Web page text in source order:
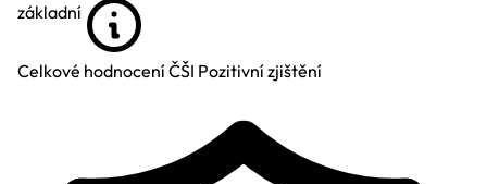
základní
Celkové hodnocení ČŠI Pozitivní zjištění